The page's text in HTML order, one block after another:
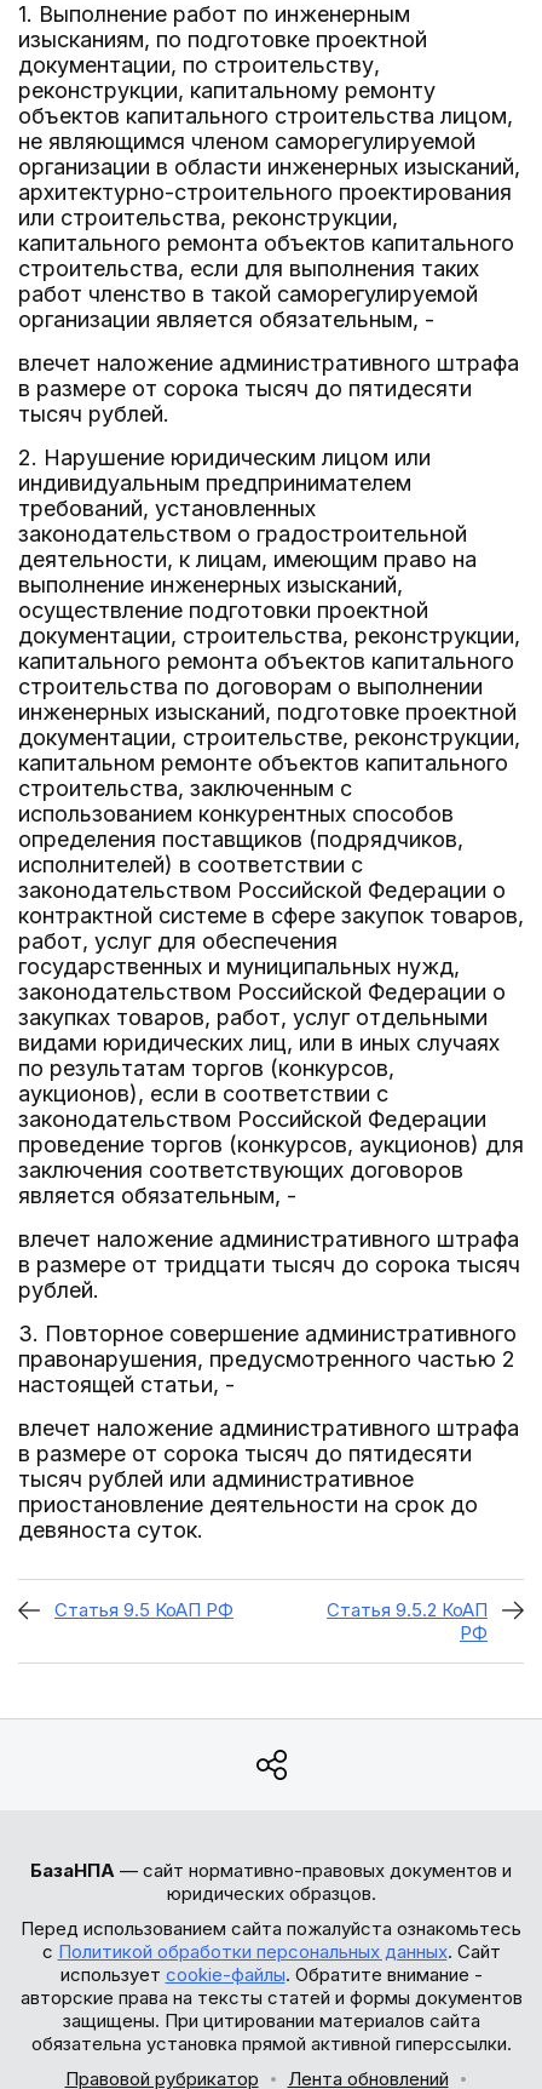
1. Выполнение работ по инженерным
изысканиям, по подготовке проектной
документации, по строительству,
реконструкции, капитальному ремонту
объектов капитального строительства лицом,
не являющимся членом саморегулируемой
организации в области инженерных изысканий,
архитектурно-строительного проектирования
или строительства, реконструкции,
капитального ремонта объектов капитального
строительства, если для выполнения таких
работ членство в такой саморегулируемой
организации является обязательным, -
влечет наложение административного штрафа
в размере от сорока тысяч до пятидесяти
тысяч рублей.
2. Нарушение юридическим лицом или
индивидуальным предпринимателем
требований, установленных
законодательством о градостроительной
деятельности, к лицам, имеющим право на
выполнение инженерных изысканий,
осуществление подготовки проектной
документации, строительства, реконструкции,
капитального ремонта объектов капитального
строительства по договорам о выполнении
инженерных изысканий, подготовке проектной
документации, строительстве, реконструкции,
капитальном ремонте объектов капитального
строительства, заключенным с
использованием конкурентных способов
определения поставщиков (подрядчиков,
исполнителей) в соответствии с
законодательством Российской Федерации о
контрактной системе в сфере закупок товаров,
работ, услуг для обеспечения
государственных и муниципальных нужд,
законодательством Российской Федерации о
закупках товаров, работ, услуг отдельными
видами юридических лиц, или в иных случаях
по результатам торгов (конкурсов,
аукционов), если в соответствии с
законодательством Российской Федерации
проведение торгов (конкурсов, аукционов) для
заключения соответствующих договоров
является обязательным, -
влечет наложение административного штрафа
в размере от тридцати тысяч до сорока тысяч
рублей.
3. Повторное совершение административного
правонарушения, предусмотренного частью 2
настоящей статьи, -
влечет наложение административного штрафа
в размере от сорока тысяч до пятидесяти
тысяч рублей или административное
приостановление деятельности на срок до
девяноста суток.
Статья 9.5 КоАП РФ
Статья 9.5.2 КоАП
РФ
БазаНПА — сайт нормативно-правовых документов и
юридических образцов.
Перед использованием сайта пожалуйста ознакомьтесь
с Политикой обработки персональных данных. Сайт
использует cookie-файлы. Обратите внимание -
авторские права на тексты статей и формы документов
защищены. При цитировании материалов сайта
обязательна установка прямой активной гиперссылки.
Правовой рубрикатор
Лента обновлений